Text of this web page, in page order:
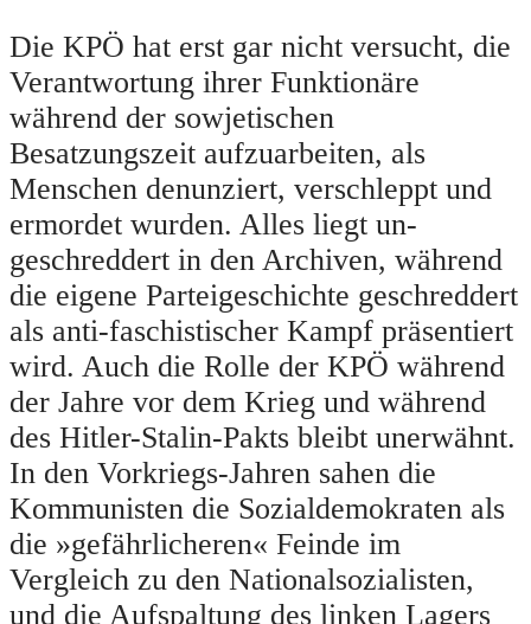
Die KPÖ hat erst gar nicht versucht, die
Verantwortung ihrer Funktionäre
während der sowjetischen
Besatzungszeit aufzuarbeiten, als
Menschen denunziert, verschleppt und
ermordet wurden. Alles liegt un-
geschreddert in den Archiven, während
die eigene Parteigeschichte geschreddert
als anti-faschistischer Kampf präsentiert
wird. Auch die Rolle der KPÖ während
der Jahre vor dem Krieg und während
des Hitler-Stalin-Pakts bleibt unerwähnt.
In den Vorkriegs-Jahren sahen die
Kommunisten die Sozialdemokraten als
die »gefährlicheren« Feinde im
Vergleich zu den Nationalsozialisten,
und die Aufspaltung des linken Lagers